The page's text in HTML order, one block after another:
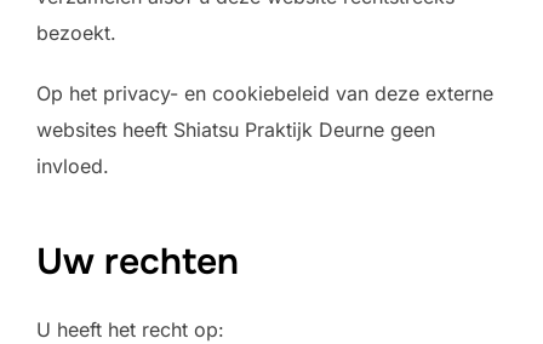
bezoekt.
Op het privacy- en cookiebeleid van deze externe
websites heeft Shiatsu Praktijk Deurne geen
invloed.
Uw rechten
U heeft het recht op: